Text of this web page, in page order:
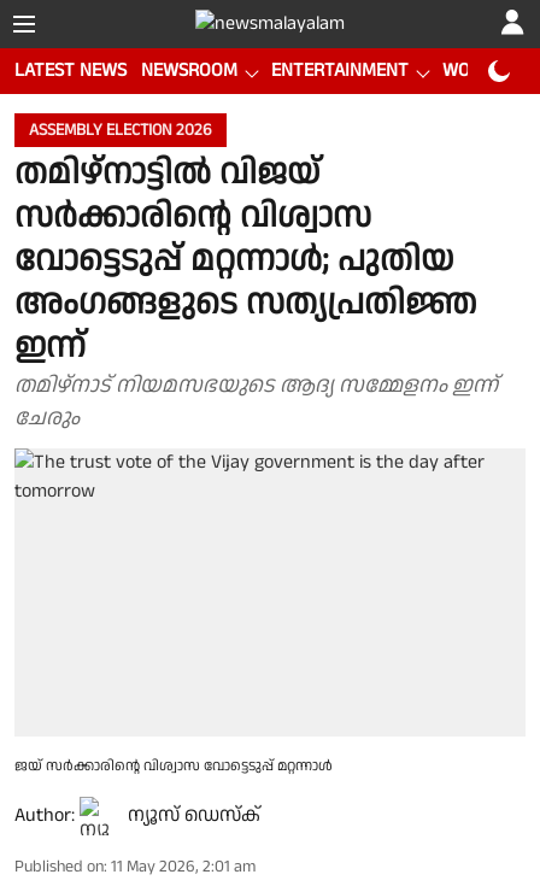
LATEST NEWS NEWSROOM ENTERTAINMENT WORLD CUP
ASSEMBLY ELECTION 2026
തമിഴ്നാട്ടിൽ വിജയ്
സർക്കാരിൻ്റെ വിശ്വാസ
വോട്ടെടുപ്പ് മറ്റന്നാൾ; പുതിയ
അംഗങ്ങളുടെ സത്യപ്രതിജ്ഞ
ഇന്ന്
തമിഴ്നാട് നിയമസഭയുടെ ആദ്യ സമ്മേളനം ഇന്ന്
ചേരും
ജയ് സർക്കാരിൻ്റെ വിശ്വാസ വോട്ടെടുപ്പ് മറ്റന്നാൾ
Author: ന്യൂസ് ഡെസ്ക്
Published on: 11 May 2026, 2:01 am